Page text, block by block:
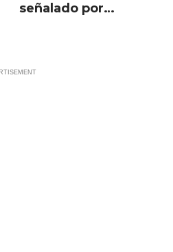
señalado por